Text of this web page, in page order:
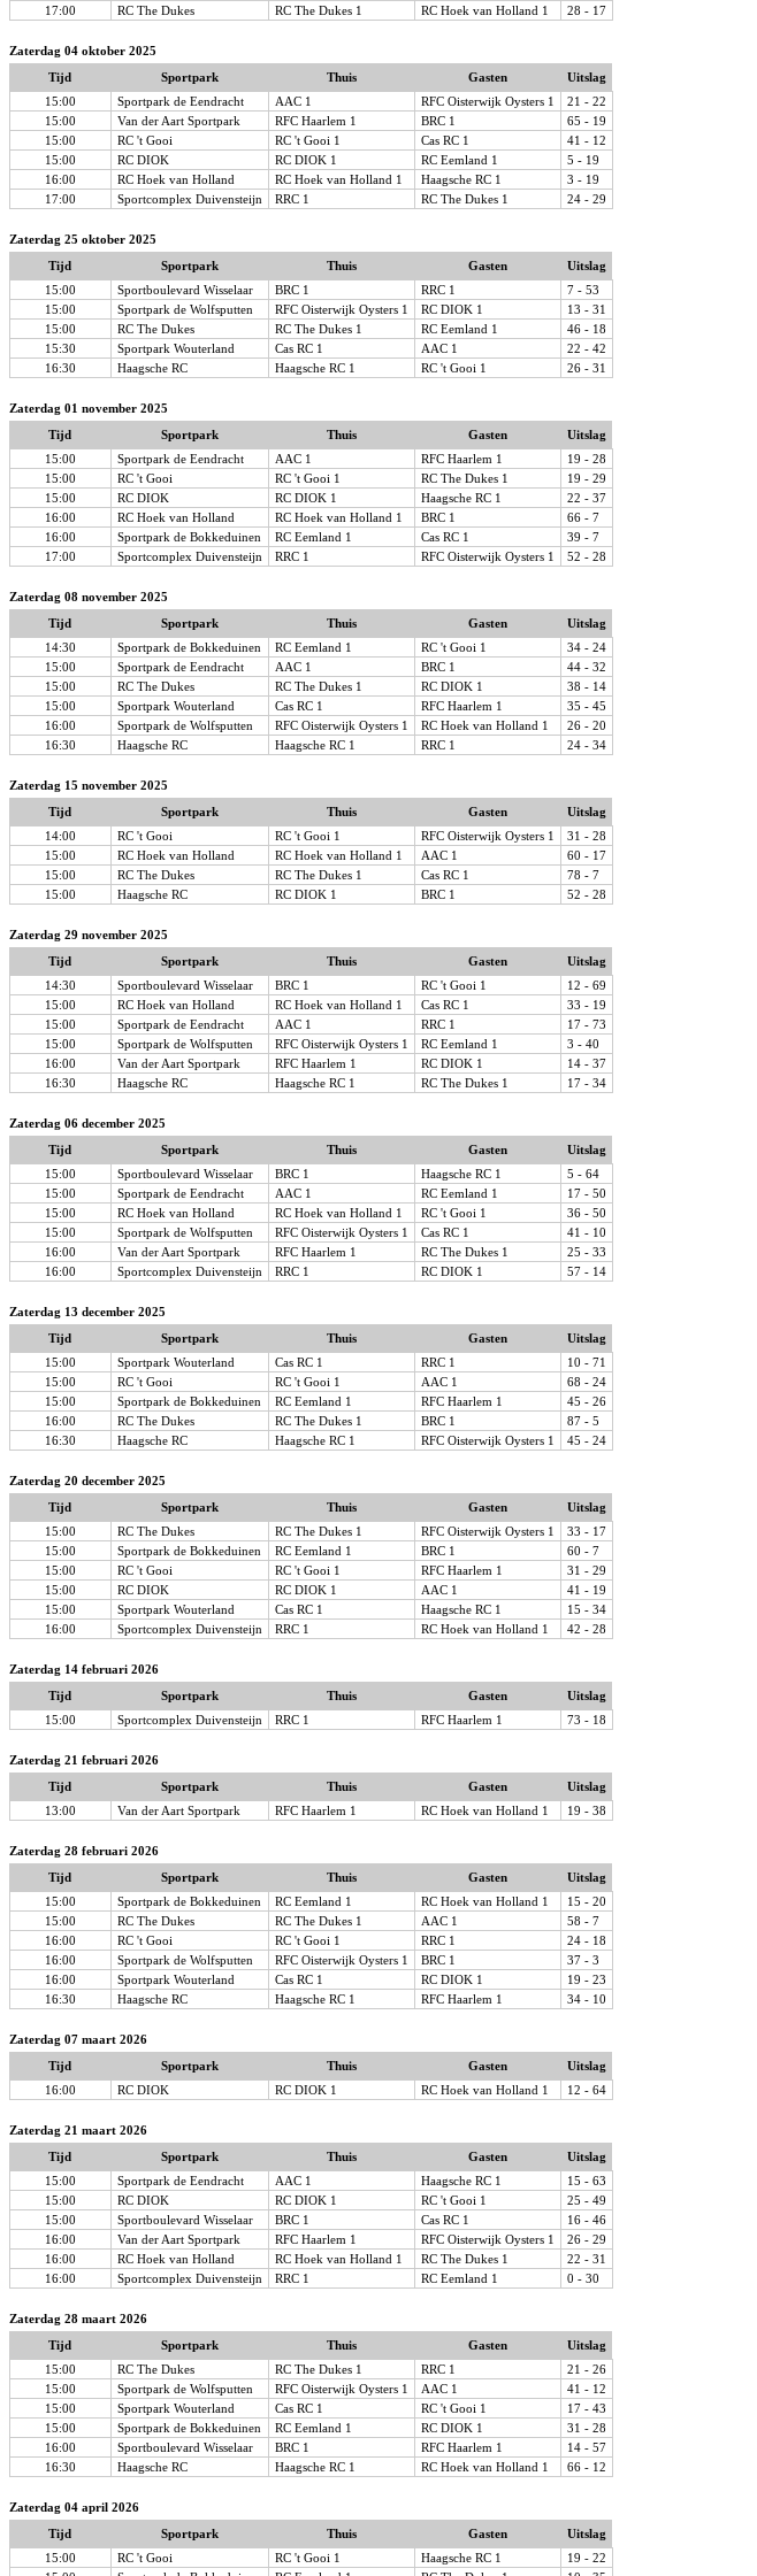
17:00
RC The Dukes RC The Dukes 1 RC Hoek van Holland 1 28 - 17
Zaterdag 04 oktober 2025
Tijd
Sportpark Thuis Gasten
Uitslag
15:00
Sportpark de Eendracht AAC 1 RFC Oisterwijk Oysters 1
21 - 22
15:00
Van der Aart Sportpark RFC Haarlem 1 BRC 1
65 - 19
15:00
RC 't Gooi RC 't Gooi 1 Cas RC 1
41 - 12
15:00
RC DIOK RC DIOK 1 RC Eemland 1
5 - 19
16:00
RC Hoek van Holland RC Hoek van Holland 1 Haagsche RC 1
3 - 19
17:00
Sportcomplex Duivensteijn RRC 1 RC The Dukes 1 24 - 29
Zaterdag 25 oktober 2025
Tijd
Sportpark Thuis Gasten
Uitslag
15:00
Sportboulevard Wisselaar BRC 1 RRC 1
7 - 53
15:00
Sportpark de Wolfsputten RFC Oisterwijk Oysters 1 RC DIOK 1
13 - 31
15:00
RC The Dukes RC The Dukes 1 RC Eemland 1
46 - 18
15:30
Sportpark Wouterland Cas RC 1 AAC 1
22 - 42
16:30
Haagsche RC Haagsche RC 1 RC 't Gooi 1 26 - 31
Zaterdag 01 november 2025
Tijd
Sportpark Thuis Gasten
Uitslag
15:00
Sportpark de Eendracht AAC 1 RFC Haarlem 1
19 - 28
15:00
RC 't Gooi RC 't Gooi 1 RC The Dukes 1
19 - 29
15:00
RC DIOK RC DIOK 1 Haagsche RC 1
22 - 37
16:00
RC Hoek van Holland RC Hoek van Holland 1 BRC 1
66 - 7
16:00
Sportpark de Bokkeduinen RC Eemland 1 Cas RC 1
39 - 7
17:00
Sportcomplex Duivensteijn RRC 1 RFC Oisterwijk Oysters 1 52 - 28
Zaterdag 08 november 2025
Tijd
Sportpark Thuis Gasten
Uitslag
14:30
Sportpark de Bokkeduinen RC Eemland 1 RC 't Gooi 1
34 - 24
15:00
Sportpark de Eendracht AAC 1 BRC 1
44 - 32
15:00
RC The Dukes RC The Dukes 1 RC DIOK 1
38 - 14
15:00
Sportpark Wouterland Cas RC 1 RFC Haarlem 1
35 - 45
16:00
Sportpark de Wolfsputten RFC Oisterwijk Oysters 1 RC Hoek van Holland 1
26 - 20
16:30
Haagsche RC Haagsche RC 1 RRC 1 24 - 34
Zaterdag 15 november 2025
Tijd
Sportpark Thuis Gasten
Uitslag
14:00
RC 't Gooi RC 't Gooi 1 RFC Oisterwijk Oysters 1
31 - 28
15:00
RC Hoek van Holland RC Hoek van Holland 1 AAC 1
60 - 17
15:00
RC The Dukes RC The Dukes 1 Cas RC 1
78 - 7
15:00
Haagsche RC RC DIOK 1 BRC 1 52 - 28
Zaterdag 29 november 2025
Tijd
Sportpark Thuis Gasten
Uitslag
14:30
Sportboulevard Wisselaar BRC 1 RC 't Gooi 1
12 - 69
15:00
RC Hoek van Holland RC Hoek van Holland 1 Cas RC 1
33 - 19
15:00
Sportpark de Eendracht AAC 1 RRC 1
17 - 73
15:00
Sportpark de Wolfsputten RFC Oisterwijk Oysters 1 RC Eemland 1
3 - 40
16:00
Van der Aart Sportpark RFC Haarlem 1 RC DIOK 1
14 - 37
16:30
Haagsche RC Haagsche RC 1 RC The Dukes 1 17 - 34
Zaterdag 06 december 2025
Tijd
Sportpark Thuis Gasten
Uitslag
15:00
Sportboulevard Wisselaar BRC 1 Haagsche RC 1
5 - 64
15:00
Sportpark de Eendracht AAC 1 RC Eemland 1
17 - 50
15:00
RC Hoek van Holland RC Hoek van Holland 1 RC 't Gooi 1
36 - 50
15:00
Sportpark de Wolfsputten RFC Oisterwijk Oysters 1 Cas RC 1
41 - 10
16:00
Van der Aart Sportpark RFC Haarlem 1 RC The Dukes 1
25 - 33
16:00
Sportcomplex Duivensteijn RRC 1 RC DIOK 1 57 - 14
Zaterdag 13 december 2025
Tijd
Sportpark Thuis Gasten
Uitslag
15:00
Sportpark Wouterland Cas RC 1 RRC 1
10 - 71
15:00
RC 't Gooi RC 't Gooi 1 AAC 1
68 - 24
15:00
Sportpark de Bokkeduinen RC Eemland 1 RFC Haarlem 1
45 - 26
16:00
RC The Dukes RC The Dukes 1 BRC 1
87 - 5
16:30
Haagsche RC Haagsche RC 1 RFC Oisterwijk Oysters 1 45 - 24
Zaterdag 20 december 2025
Tijd
Sportpark Thuis Gasten
Uitslag
15:00
RC The Dukes RC The Dukes 1 RFC Oisterwijk Oysters 1
33 - 17
15:00
Sportpark de Bokkeduinen RC Eemland 1 BRC 1
60 - 7
15:00
RC 't Gooi RC 't Gooi 1 RFC Haarlem 1
31 - 29
15:00
RC DIOK RC DIOK 1 AAC 1
41 - 19
15:00
Sportpark Wouterland Cas RC 1 Haagsche RC 1
15 - 34
16:00
Sportcomplex Duivensteijn RRC 1 RC Hoek van Holland 1 42 - 28
Zaterdag 14 februari 2026
Tijd
Sportpark Thuis Gasten
Uitslag
15:00
Sportcomplex Duivensteijn RRC 1 RFC Haarlem 1 73 - 18
Zaterdag 21 februari 2026
Tijd
Sportpark Thuis Gasten
Uitslag
13:00
Van der Aart Sportpark RFC Haarlem 1 RC Hoek van Holland 1 19 - 38
Zaterdag 28 februari 2026
Tijd
Sportpark Thuis Gasten
Uitslag
15:00
Sportpark de Bokkeduinen RC Eemland 1 RC Hoek van Holland 1
15 - 20
15:00
RC The Dukes RC The Dukes 1 AAC 1
58 - 7
16:00
RC 't Gooi RC 't Gooi 1 RRC 1
24 - 18
16:00
Sportpark de Wolfsputten RFC Oisterwijk Oysters 1 BRC 1
37 - 3
16:00
Sportpark Wouterland Cas RC 1 RC DIOK 1
19 - 23
16:30
Haagsche RC Haagsche RC 1 RFC Haarlem 1 34 - 10
Zaterdag 07 maart 2026
Tijd
Sportpark Thuis Gasten
Uitslag
16:00
RC DIOK RC DIOK 1 RC Hoek van Holland 1 12 - 64
Zaterdag 21 maart 2026
Tijd
Sportpark Thuis Gasten
Uitslag
15:00
Sportpark de Eendracht AAC 1 Haagsche RC 1
15 - 63
15:00
RC DIOK RC DIOK 1 RC 't Gooi 1
25 - 49
15:00
Sportboulevard Wisselaar BRC 1 Cas RC 1
16 - 46
16:00
Van der Aart Sportpark RFC Haarlem 1 RFC Oisterwijk Oysters 1
26 - 29
16:00
RC Hoek van Holland RC Hoek van Holland 1 RC The Dukes 1
22 - 31
16:00
Sportcomplex Duivensteijn RRC 1 RC Eemland 1 0 - 30
Zaterdag 28 maart 2026
Tijd
Sportpark Thuis Gasten
Uitslag
15:00
RC The Dukes RC The Dukes 1 RRC 1
21 - 26
15:00
Sportpark de Wolfsputten RFC Oisterwijk Oysters 1 AAC 1
41 - 12
15:00
Sportpark Wouterland Cas RC 1 RC 't Gooi 1
17 - 43
15:00
Sportpark de Bokkeduinen RC Eemland 1 RC DIOK 1
31 - 28
16:00
Sportboulevard Wisselaar BRC 1 RFC Haarlem 1
14 - 57
16:30
Haagsche RC Haagsche RC 1 RC Hoek van Holland 1 66 - 12
Zaterdag 04 april 2026
Tijd
Sportpark Thuis Gasten
Uitslag
15:00
RC 't Gooi RC 't Gooi 1 Haagsche RC 1
19 - 22